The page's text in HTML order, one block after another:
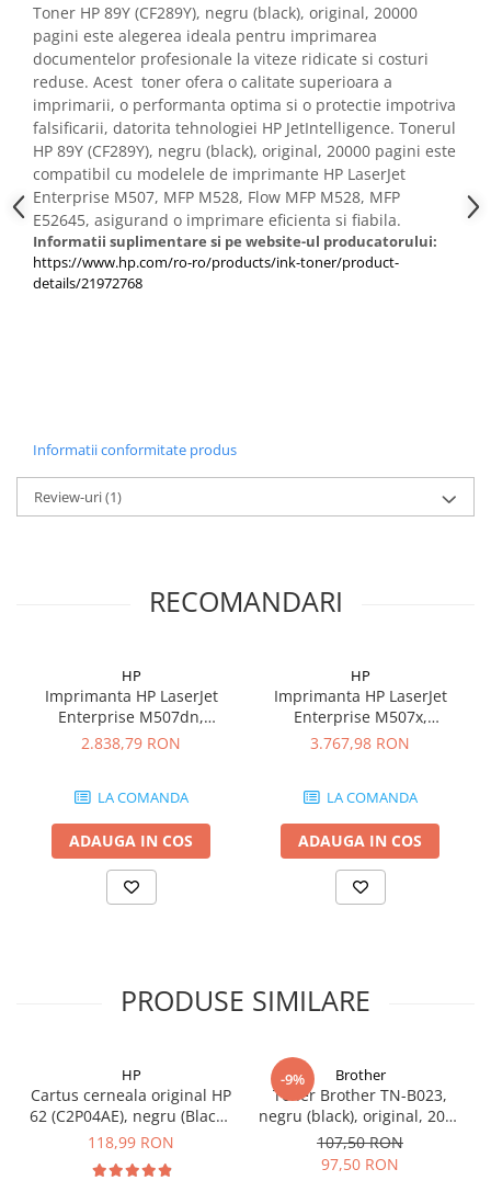
Monitoare
Monitoare LED
Accesorii monitoare
Componente
Placi video
Procesoare
Placi de baza
Memorii RAM
SSD-uri interne
Ventilatoare
Pasta termica
Hard disk-uri externe
Adaptoare PCI / PCIe
Periferice PC
Tastaturi
Kit mouse si tastatura
Web-cam-uri si sisteme
videoconferinta
Access Point-uri
Cabluri retea
Sisteme Mesh WiFi
Toner HP 89Y (CF289Y), negru (black), original, 20000
pagini este alegerea ideala pentru imprimarea
documentelor profesionale la viteze ridicate si costuri
reduse. Acest toner ofera o calitate superioara a
imprimarii, o performanta optima si o protectie impotriva
falsificarii, datorita tehnologiei HP JetIntelligence. Tonerul
HP 89Y (CF289Y), negru (black), original, 20000 pagini este
compatibil cu modelele de imprimante HP LaserJet
Enterprise M507, MFP M528, Flow MFP M528, MFP
E52645, asigurand o imprimare eficienta si fiabila.
Informatii suplimentare si pe website-ul producatorului:
https://www.hp.com/ro-ro/products/ink-toner/product-
details/21972768
Informatii conformitate produs
Review-uri(1)
RECOMANDARI
HP
Imprimanta HP LaserJet
Enterprise M507dn,
Monocrom, Format A4,
2.838,79 RON
LA COMANDA
ADAUGA IN COS
HP
Imprimanta HP LaserJet
Enterprise M507x,
Monocrom, Format A4,
3.767,98 RON
LA COMANDA
ADAUGA IN COS
PRODUSE SIMILARE
HP
Cartus cerneala original HP
62 (C2P04AE), negru (Black),
200 pagini
118,99 RON
-9% Brother
Toner Brother TN-B023,
negru (black), original, 2000
pagini
107,50 RON
97,50 RON